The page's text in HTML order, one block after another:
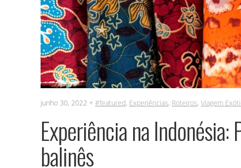
junho 30, 2022 + #featured, Experiências, Roteiros, Viagem
Experiência na
balinês